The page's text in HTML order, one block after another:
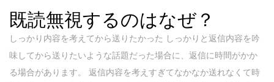
既読無視するのはなぜ？
しっかり内容を考えてから送りたかった しっかりと返信内容を吟
味してから送りたいような話題だった場合に、返信に時間がかか
る場合があります。 返信内容を考えすぎてなかなか送れなくて時